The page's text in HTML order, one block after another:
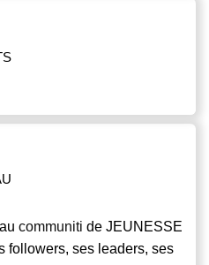
communiti de JEUNESSE
followers, ses leaders, ses